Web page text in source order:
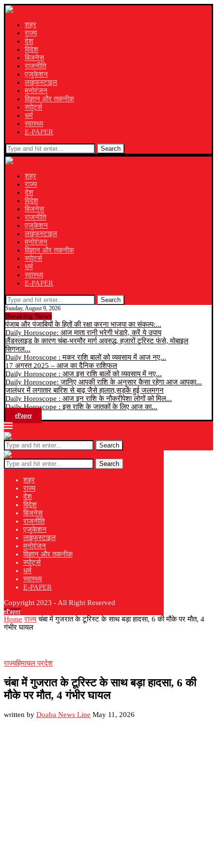
शहर
राज्य
देश
विदेश
बिजनेस
राजनीति
एजुकेशन
लाइफस्टाइल
मनोरंजन
विज्ञान और तकनीक
स्पोर्ट्स
धर्म
स्वास्थ्य
E-PAPER
Search
शहर
राज्य
देश
विदेश
बिजनेस
राजनीति
एजुकेशन
लाइफस्टाइल
मनोरंजन
विज्ञान और तकनीक
स्पोर्ट्स
धर्म
स्वास्थ्य
E-PAPER
Search
Sunday, August 9, 2026
Breaking News
पंजाब और पंजाबियों के हितों की रक्षा करना भाजपा का संकल्प:...
Daily Horoscope: आज माता रानी भरेगी भंडारे, करें ये उपाय
लैंडस्लाइड के कारण चंबा-भरमौर मार्ग अवरुद्ध, हजारों टूरिस्ट फंसे, मोबाइल
सिगनल...
Daily Horoscope : मकर राशि बालों को व्यवसाय में आज नए...
17 अगस्त 2025 – आज का दैनिक राशिफल
Daily Horoscope : आज इस राशि बालों को व्यवसाय में नए...
Daily Horoscope: जानिए आपकी राशि के अनुसार कैसा रहेगा आज आपका...
जालंधर में लगातार बारिश से बाढ़ जैसे हालात,सड़कें हुई जलमगन
Daily Horoscope : आज इन राशि के नौकरीपेशा लोगों को मिल...
Daily Horoscope : इस राशि के जातकों के लिए आज का...
ePaper
Search
Search
शहर
राज्य
देश
विदेश
बिजनेस
राजनीति
एजुकेशन
लाइफस्टाइल
मनोरंजन
विज्ञान और तकनीक
स्पोर्ट्स
धर्म
स्वास्थ्य
E-PAPER
Copyright 2023 - All Right Reserved
ePaper
Home राज्य चंबा में गुजरात के टूरिस्ट के साथ बड़ा हादसा, 6 की मौके पर मौत, 4
गंभीर घायल
राज्यहिमाचल प्रदेश
चंबा में गुजरात के टूरिस्ट के साथ बड़ा हादसा, 6 की
मौके पर मौत, 4 गंभीर घायल
written by Doaba News Line May 11, 2026